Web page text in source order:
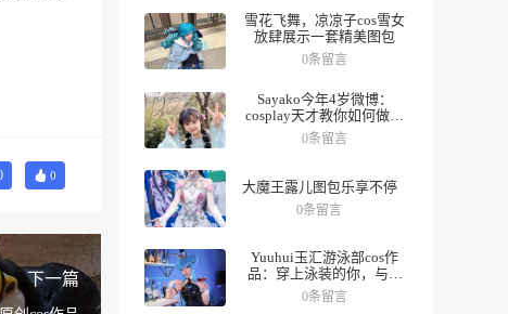
0
下一篇
雪花飞舞，凉凉子cos雪女
放肆展示一套精美图包
0条留言
Sayako今年4岁微博：
cosplay天才教你如何做好
角色，数十组美图带你领
略精彩人生。
0条留言
大魔王露儿图包乐享不停
0条留言
Yuuhui玉汇游泳部cos作
品：穿上泳装的你，与众
不同
0条留言